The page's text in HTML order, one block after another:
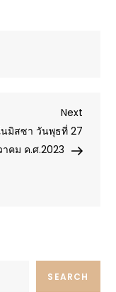
Next
Post
Next
มิสซา วันพุธที่ 27
คม ค.ศ.2023
SEARCH